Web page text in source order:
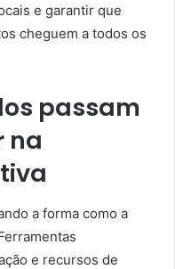
e garantir que
cheguem a todos os
passam
na
a forma como a
e recursos de